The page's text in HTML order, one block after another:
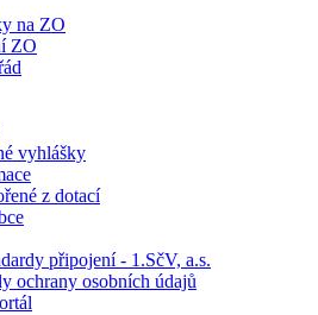
na ZO
ZO
vyhlášky
z dotací
připojení - 1.SčV, a.s.
ochrany osobních údajů